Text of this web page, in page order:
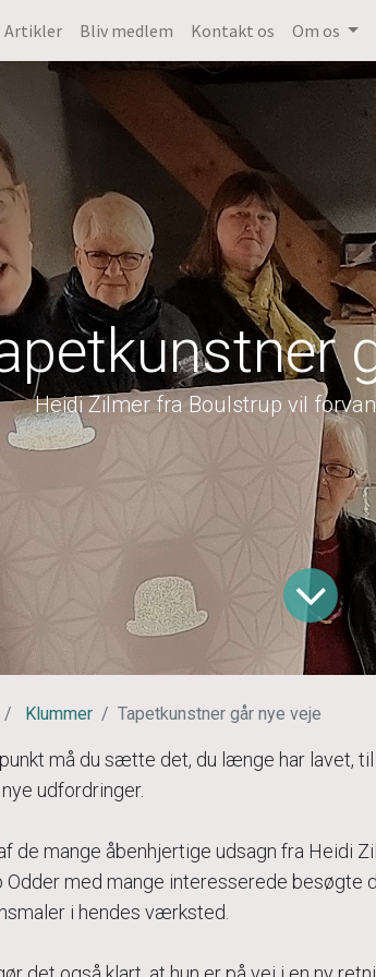
Artikler Bliv medlem Kontakt os Om os
Heidi Zilmer fra Boulstrup vil
Klummer Tapetkunstner går nye veje
må du sætte det, du længe har lavet,
udfordringer.
de mange åbenhjertige udsagn fra Heidi
Odder med mange interesserede besøgte
i hendes værksted.